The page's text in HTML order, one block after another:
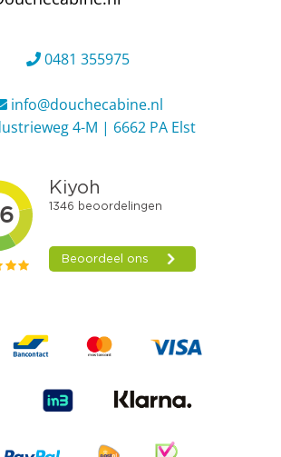
0481 355975
info@douchecabine.nl
4-M | 6662 PA Elst